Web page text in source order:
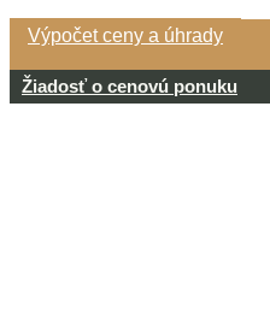
Výpočet ceny a úhrady
Žiadosť o cenovú ponuku